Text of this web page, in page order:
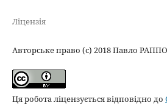
Ліцензія
Авторське право (c) 2018 Павло
Ця робота ліцензується відповідно до